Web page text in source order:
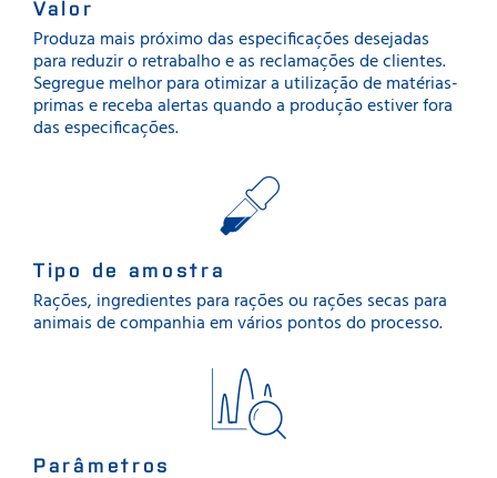
Valor
Produza mais próximo das especificações desejadas
para reduzir o retrabalho e as reclamações de clientes.
Segregue melhor para otimizar a utilização de matérias-
primas e receba alertas quando a produção estiver fora
das especificações.
Tipo de amostra
Rações, ingredientes para rações ou rações secas para
animais de companhia em vários pontos do processo.
Parâmetros